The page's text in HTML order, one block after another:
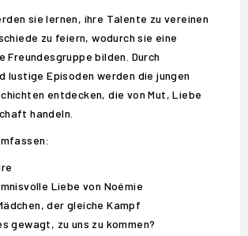
sie lernen, ihre Talente zu vereinen
zu feiern, wodurch sie eine
Freundesgruppe bilden. Durch
lustige Episoden werden die jungen
entdecken, die von Mut, Liebe
handeln.
Liebe von Noémie
der gleiche Kampf
gewagt, zu uns zu kommen?